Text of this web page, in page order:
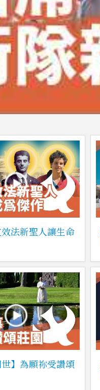
法新聖人讓生命
】為願祢受讚頌